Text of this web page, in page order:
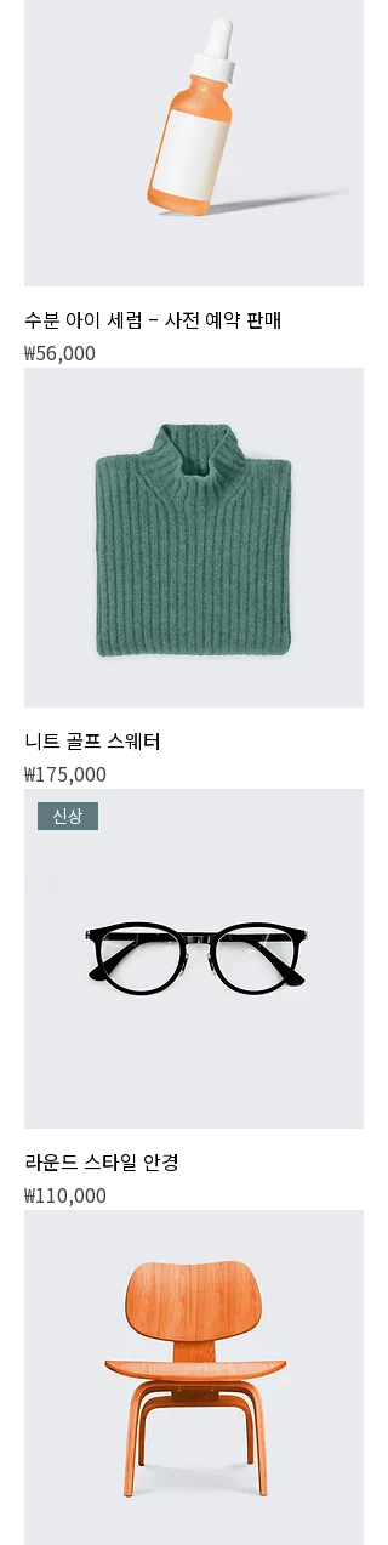
수분 아이 세럼 – 사전 예약 판매
가격
₩56,000
니트 골프 스웨터
가격
₩175,000
신상
라운드 스타일 안경
가격
₩110,000